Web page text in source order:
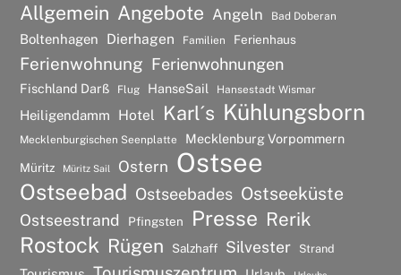
Allgemein Angebote Angeln Bad Doberan
Boltenhagen Dierhagen Familien Ferienhaus
Ferienwohnung Ferienwohnungen
Fischland Darß Flug HanseSail Hansestadt Wismar
Heiligendamm Hotel Karl´s Kühlungsborn
Mecklenburgischen Seenplatte Mecklenburg Vorpommern
Müritz Müritz Sail Ostern Ostsee
Ostseebad Ostseebades Ostseeküste
Ostseestrand Pfingsten Presse Rerik
Rostock Rügen Salzhaff Silvester Strand